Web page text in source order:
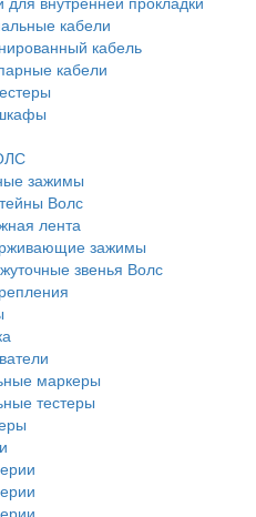
для внутренней прокладки
кабели
кабель
кабели
зажимы
Волс
лента
зажимы
звенья Волс
маркеры
тестеры